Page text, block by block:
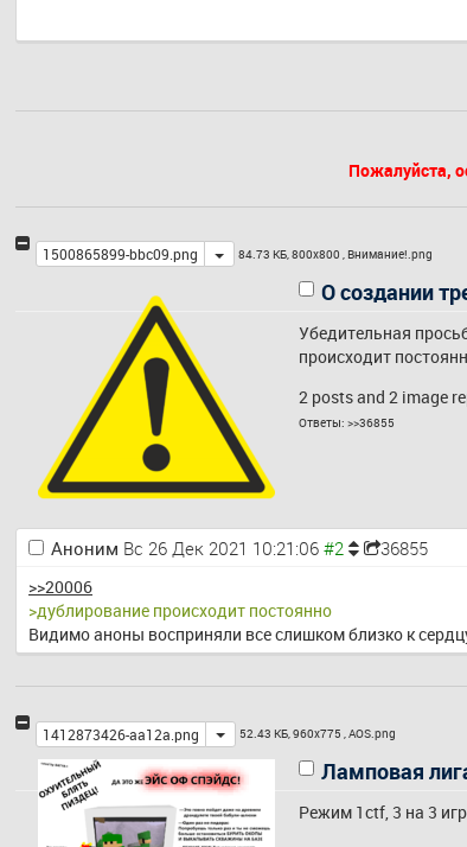
Пожалуйста,
1500865899-bbc09.png Toggle
84.73 КБ, 800x800 , Внимание!.png
О создании
Убедительная
происходит
2 posts and 2 image
Ответы: >>36855
Аноним Вс 26 Дек 2021 10:21:06 36855
>>20006
>дублирование происходит постоянно
Видимо аноны восприняли все слишком близко к
1412873426-aa12a.png Toggle
52.43 КБ, 960x775 ,AOS.png
Ламповая
Режим 1ctf, 3 на 3